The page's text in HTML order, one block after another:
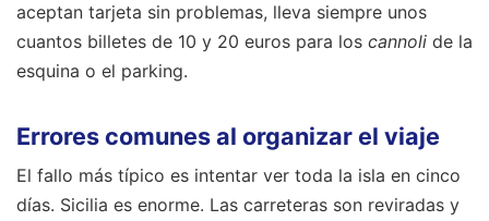
aceptan tarjeta sin problemas, lleva siempre unos
cuantos billetes de 10 y 20 euros para los cannoli de la
esquina o el parking.
Errores comunes al organizar el viaje
El fallo más típico es intentar ver toda la isla en cinco
días. Sicilia es enorme. Las carreteras son reviradas y